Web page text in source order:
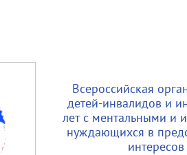
Всероссийская
детей-инвалидов и
лет с ментальными и
нуждающихся в